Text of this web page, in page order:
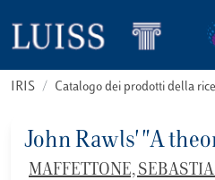
IRIS Catalogo dei prodotti della
John Rawls' "A
MAFFETTONE,